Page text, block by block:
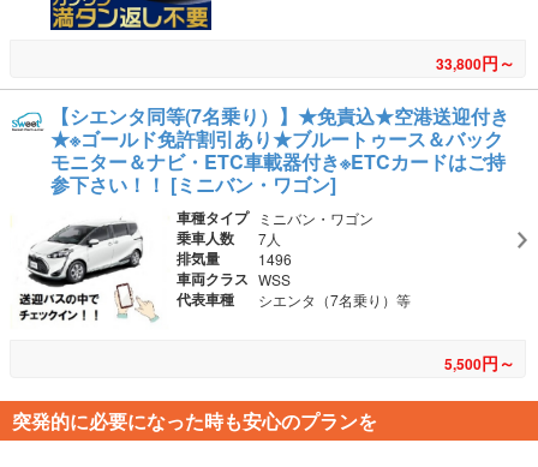
33,800円～
【シエンタ同等(7名乗り）】★免責込★空港送迎付き
★※ゴールド免許割引あり★ブルートゥース＆バック
モニター＆ナビ・ETC車載器付き※ETCカードはご持
参下さい！！ [ミニバン・ワゴン]
車種タイプ ミニバン・ワゴン
乗車人数 7人
排気量 1496
車両クラス WSS
代表車種 シエンタ（7名乗り）等
5,500円～
突発的に必要になった時も安心のプランを